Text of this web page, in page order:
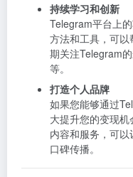
持续学习和创新
Telegram平台上
方法和工具，可
期关注Telegram
等。
打造个人品牌
如果您能够通过
大提升您的变现
内容和服务，可
口碑传播。